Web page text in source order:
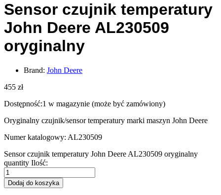
Sensor czujnik temperatury
John Deere AL230509
oryginalny
Brand: John Deere
455 zł
Dostępność:1 w magazynie (może być zamówiony)
Oryginalny czujnik/sensor temperatury marki maszyn John Deere
Numer katalogowy: AL230509
Sensor czujnik temperatury John Deere AL230509 oryginalny
quantity Ilość:
Dodaj do koszyka